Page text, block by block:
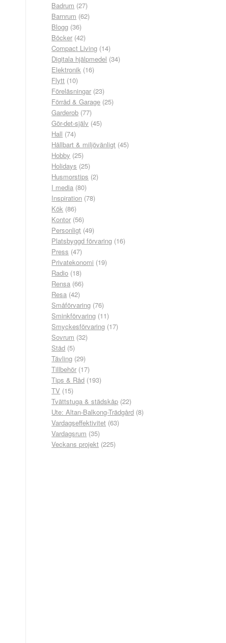
Badrum (27)
Barnrum (62)
Blogg (36)
Böcker (42)
Compact Living (14)
Digitala hjälpmedel (34)
Elektronik (16)
Flytt (10)
Föreläsningar (23)
Förråd & Garage (25)
Garderob (77)
Gör-det-själv (45)
Hall (74)
Hållbart & miljövänligt (45)
Hobby (25)
Holidays (25)
Husmorstips (2)
I media (80)
Inspiration (78)
Kök (86)
Kontor (56)
Personligt (49)
Platsbyggd förvaring (16)
Press (47)
Privatekonomi (19)
Radio (18)
Rensa (66)
Resa (42)
Småförvaring (76)
Sminkförvaring (11)
Smyckesförvaring (17)
Sovrum (32)
Städ (5)
Tävling (29)
Tillbehör (17)
Tips & Råd (193)
TV (15)
Tvättstuga & städskåp (22)
Ute: Altan-Balkong-Trädgård (8)
Vardagseffektivitet (63)
Vardagsrum (35)
Veckans projekt (225)